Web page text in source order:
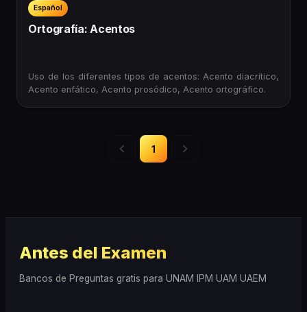
Español
Ortografía: Acentos
Uso de los diferentes tipos de acentos: Acento diacrítico,
Acento enfático, Acento prosódico, Acento ortográfico.
1
Antes del Examen
Bancos de Preguntas gratis para UNAM IPM UAM UAEM